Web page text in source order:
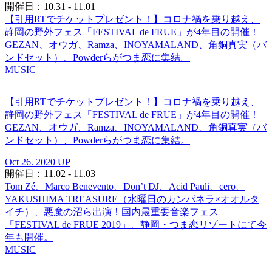
開催日：10.31 - 11.01
【引用RTでチケットプレゼント！】コロナ禍を乗り越え、
静岡の野外フェス「FESTIVAL de FRUE」が4年目の開催！
GEZAN、オウガ、Ramza、INOYAMALAND、角銅真実（バ
ンドセット）、Powderらがつま恋に集結。
MUSIC
【引用RTでチケットプレゼント！】コロナ禍を乗り越え、
静岡の野外フェス「FESTIVAL de FRUE」が4年目の開催！
GEZAN、オウガ、Ramza、INOYAMALAND、角銅真実（バ
ンドセット）、Powderらがつま恋に集結。
Oct 26. 2020 UP
開催日：11.02 - 11.03
Tom Zé、Marco Benevento、Don’t DJ、Acid Pauli、cero、
YAKUSHIMA TREASURE（水曜日のカンパネラ×オオルタ
イチ）、悪魔の沼ら出演！国内最重要音楽フェス
「FESTIVAL de FRUE 2019」、静岡・つま恋リゾートにて今
年も開催。
MUSIC